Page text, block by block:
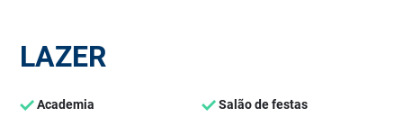
LAZER
Academia Salão de festas